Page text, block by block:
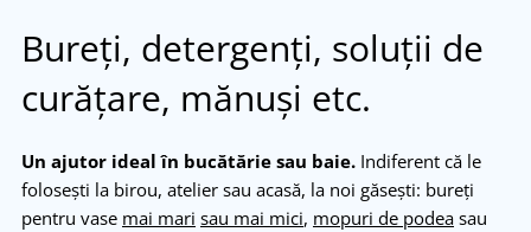
Bureți, detergenți, soluții de
curățare, mănuși etc.
Un ajutor ideal în bucătărie sau baie. Indiferent că le
folosești la birou, atelier sau acasă, la noi găsești: bureți
pentru vase mai mari sau mai mici, mopuri de podea sau